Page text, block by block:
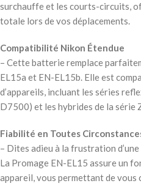
surchauffe et les courts-circuits,
totale lors de vos déplacements.
Compatibilité Nikon Étendue
– Cette batterie remplace
EL15a et EN-EL15b. Elle est
d’appareils, incluant les séries
D7500) et les hybrides de la série
Fiabilité en Toutes
– Dites adieu à la frustration
La Promage EN-EL15 assure un
appareil, vous permettant de